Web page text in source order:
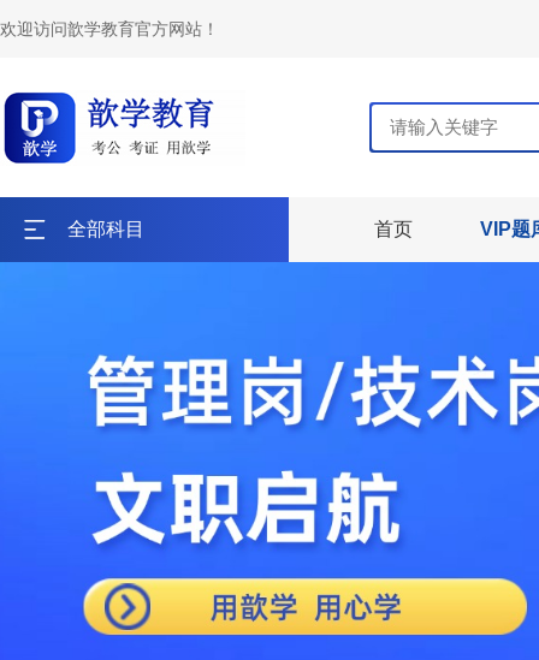
欢迎访问歆学教育官方网站！
全部科目 首页 VIP题